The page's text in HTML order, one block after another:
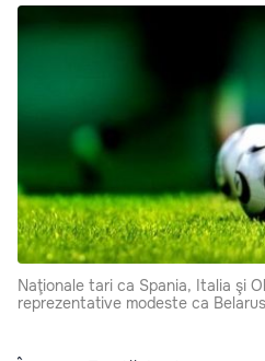
Naţionale tari ca Spania, Italia şi
reprezentative modeste ca